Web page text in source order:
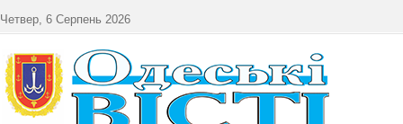
Четвер, 6 Серпень 2026